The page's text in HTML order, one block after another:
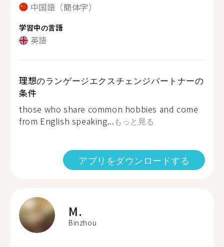
中国語（簡体字）
学習中の言語
英語
理想のランゲージエクスチェンジパートナーの
条件
those who share common hobbies and come
from English speaking...もっと見る
アプリをダウンロードする
M.
Binzhou